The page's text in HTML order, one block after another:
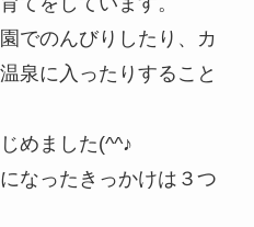
でのんびりしたり、カ
温泉に入ったりすること
めました(^^♪
なったきっかけは３つ